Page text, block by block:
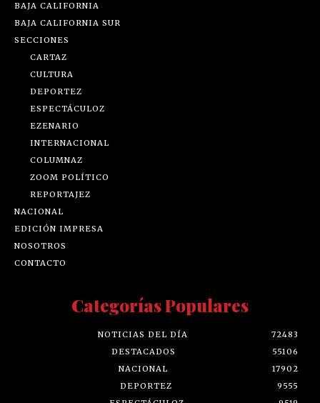
BAJA CALIFORNIA
BAJA CALIFORNIA SUR
SECCIONES
CARTAZ
CULTURA
DEPORTEZ
ESPECTÁCULOZ
EZENARIO
INTERNACIONAL
COLUMNAZ
ZOOM POLÍTICO
REPORTAJEZ
NACIONAL
EDICIÓN IMPRESA
NOSOTROS
CONTACTO
Categorías Populares
NOTICIAS DEL DÍA
72483
DESTACADOS
55106
NACIONAL
17902
DEPORTEZ
9555